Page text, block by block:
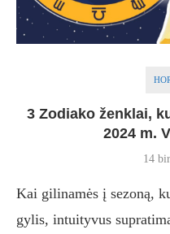
3 Zodiako ženklai,
2024 m.
14
Kai gilinamės į sezoną,
gylis, intuityvus